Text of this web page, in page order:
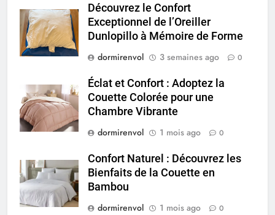
Découvrez le Confort
Exceptionnel de l’Oreiller
Dunlopillo à Mémoire de Forme
dormirenvol
3 semaines ago 0
Éclat et Confort : Adoptez la
Couette Colorée pour une
Chambre Vibrante
dormirenvol
1 mois ago 0
Confort Naturel : Découvrez les
Bienfaits de la Couette en
Bambou
dormirenvol
1 mois ago 0